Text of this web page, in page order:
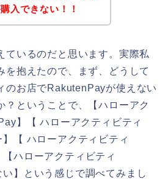
入できない！！
ているのだと思います。実際私
を抱えたので、まず、どうして
のお店でRakutenPayが使えない
？ということで、【ハローアク
】【 ハローアクティビティ
【 ハローアクティビティ
ハローアクティビティ
】という感じで調べてみまし